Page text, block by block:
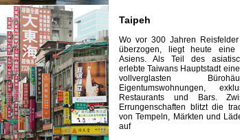
Taipeh
Wo vor 300 Jahren
überzogen, liegt heute eine
Asiens. Als Teil des
erlebte Taiwans Hauptstadt
vollverglasten
Eigentumswohnungen,
Restaurants und Bars.
Errungenschaften blitzt die
von Tempeln, Märkten und
auf